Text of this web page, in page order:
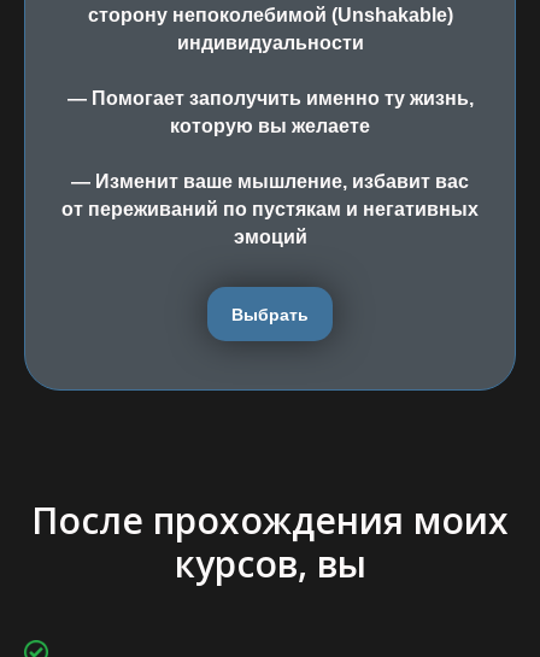
сторону непоколебимой (Unshakable)
индивидуальности
— Помогает заполучить именно ту жизнь,
которую вы желаете
— Изменит ваше мышление, избавит вас
от переживаний по пустякам и негативных
эмоций
Выбрать
После прохождения моих
курсов, вы